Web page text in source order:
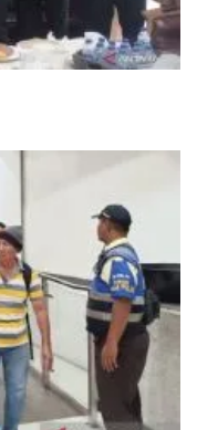
Anggota DPR-DPD